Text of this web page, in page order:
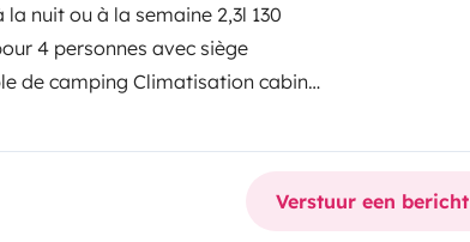
nuit ou à la semaine 2,3l 130
4 personnes avec siège
de camping Climatisation cabine
congélateur Gaz 3 feux Porte 2
1 sur cabine draps fournis 2
Verstuur een bericht